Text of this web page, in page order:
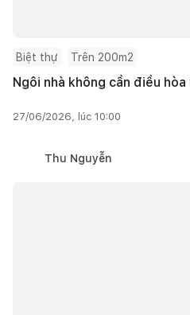
Biệt thự Trên 200m2
Ngôi nhà không cần điều
27/06/2026, lúc 10:00
Thu Nguyễn